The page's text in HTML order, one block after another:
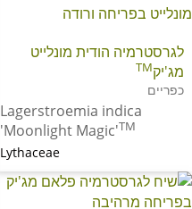
לגרסטרמיה הודית מונלייט
מג'יקTM
כפריים
Lagerstroemia indica
'Moonlight Magic'TM
Lythaceae